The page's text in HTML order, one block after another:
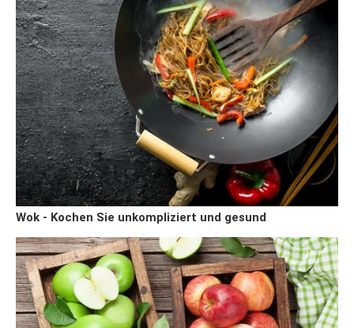
Wok - Kochen Sie unkompliziert und gesund